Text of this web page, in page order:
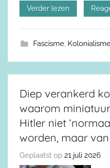
Verder lezen
Fascisme,
Diep verankerd
waarom
Hitler niet
worden, maar van
Geplaatst op 21 juli 2026